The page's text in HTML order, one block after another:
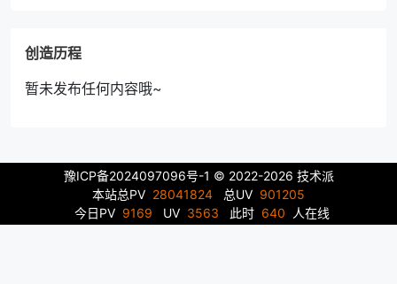
创造历程
暂未发布任何内容哦~
豫ICP备2024097096号-1 © 2022-2026 技术派
本站总PV 28041824 总UV 901205
今日PV 9169 UV 3563 此时 640 人在线